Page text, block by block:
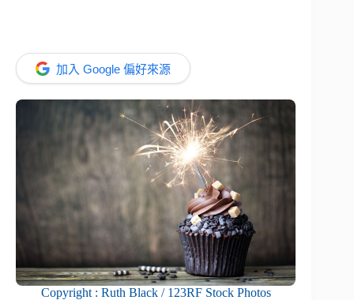
加入 Google 偏好來源
Copyright : Ruth Black / 123RF Stock Photos